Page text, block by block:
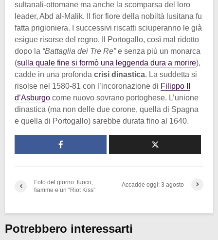
sultanali-ottomane ma anche la scomparsa del loro
leader, Abd al-Malik. Il fior fiore della nobiltà lusitana fu
fatta prigioniera. I successivi riscatti sciuperanno le già
esigue risorse del regno. Il Portogallo, così mal ridotto
dopo la “Battaglia dei Tre Re”e senza più un monarca
(sulla quale fine si formò una leggenda dura a morire),
cadde in una profonda crisi dinastica. La suddetta si
risolse nel 1580-81 con l’incoronazione di Filippo II
d’Asburgo come nuovo sovrano portoghese. L’unione
dinastica (ma non delle due corone, quella di Spagna
e quella di Portogallo) sarebbe durata fino al 1640.
Foto del giorno: fuoco,
fiamme e un “Riot Kiss”
Accadde oggi: 3 agosto
Potrebbero interessarti